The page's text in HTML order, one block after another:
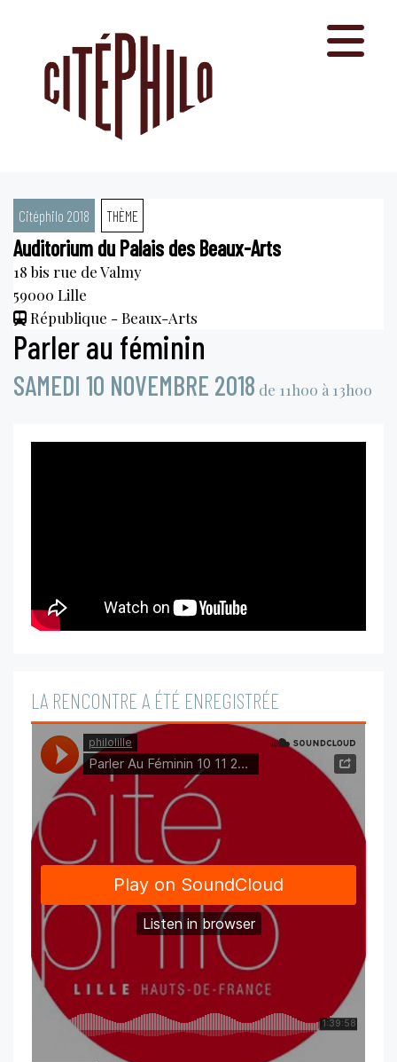
Citéphilo 2018 THÈME
Auditorium du Palais des Beaux-Arts
18 bis rue de Valmy
59000 Lille
République - Beaux-Arts
Parler au féminin
SAMEDI 10 NOVEMBRE 2018 de 11h00 à 13h00
LA RENCONTRE A ÉTÉ ENREGISTRÉE